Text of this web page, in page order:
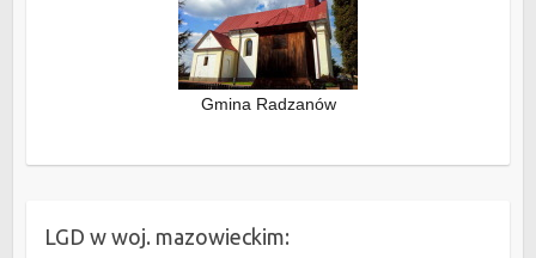
Gmina Radzanów
LGD w woj. mazowieckim: